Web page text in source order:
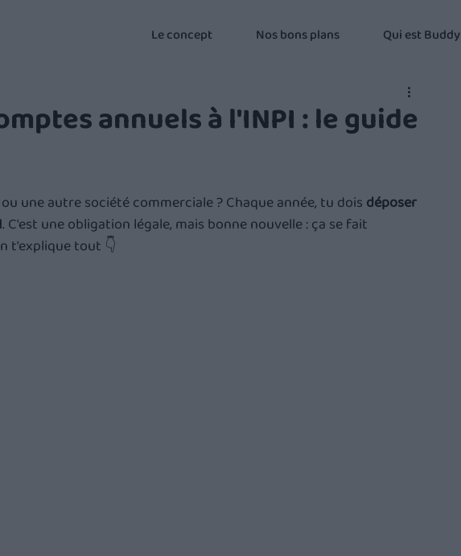
Le concept Nos bons plans Qui est Buddy
annuels à l'INPI : le guide
ou une autre société commerciale ? Chaque année, tu dois déposer
. C'est une obligation légale, mais bonne nouvelle : ça se fait
t'explique tout 👇